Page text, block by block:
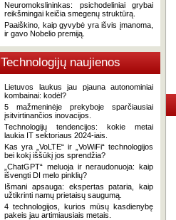
Neuromokslininkas: psichodeliniai grybai
reikšmingai keičia smegenų struktūrą.
Paaiškino, kaip gyvybė yra išvis įmanoma,
ir gavo Nobelio premiją.
Technologijų naujienos
Lietuvos laukus jau pjauna autonominiai
kombainai: kodėl?
5 mažmeninėje prekyboje sparčiausiai
įsitvirtinančios inovacijos.
Technologijų tendencijos: kokie metai
laukia IT sektoriaus 2024-iais.
Kas yra „VoLTE“ ir „VoWiFi“ technologijos
bei kokį iššūkį jos sprendžia?
„ChatGPT“ meluoja ir neraudonuoja: kaip
išvengti DI melo pinklių?
Išmani apsauga: ekspertas pataria, kaip
užtikrinti namų prietaisų saugumą.
4 technologijos, kurios mūsų kasdienybę
pakeis jau artimiausiais metais.